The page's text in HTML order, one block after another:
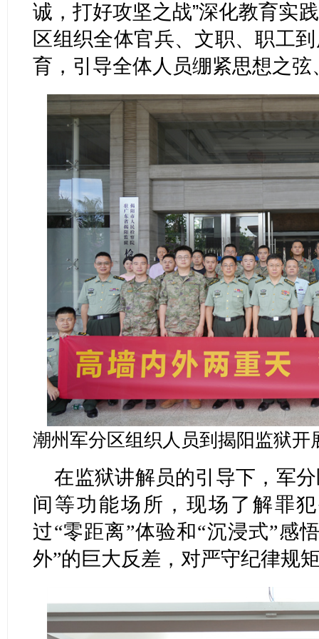
诚，打好攻坚之战”深化教育实
区组织全体官兵、文职、职工
育，引导全体人员绷紧思想之
潮州军分区组织人员到揭阳监狱开
在监狱讲解员的引导下，军
间等功能场所，现场了解罪
过“零距离”体验和“沉浸式”感
外”的巨大反差，对严守纪律规